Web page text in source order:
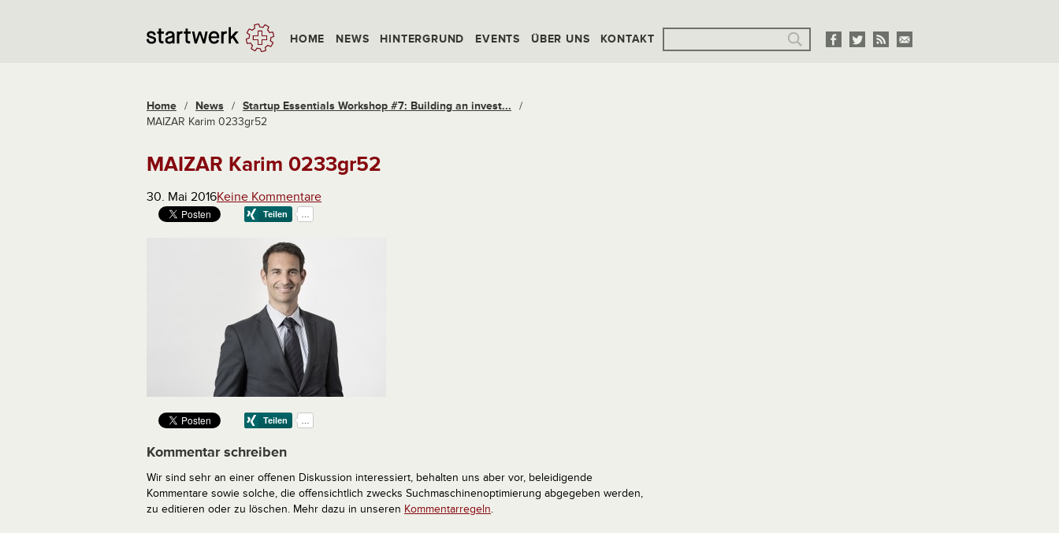
HOME NEWS HINTERGRUND EVENTS ÜBER UNS KONTAKT
Home / News / Startup Essentials Workshop #7: Building an invest...
/
MAIZAR Karim 0233gr52
MAIZAR Karim 0233gr52
30. Mai 2016Keine Kommentare
Kommentar schreiben
Wir sind sehr an einer offenen Diskussion interessiert, behalten uns aber vor, beleidigende
Kommentare sowie solche, die offensichtlich zwecks Suchmaschinenoptimierung abgegeben werden,
zu editieren oder zu löschen. Mehr dazu in unseren Kommentarregeln.